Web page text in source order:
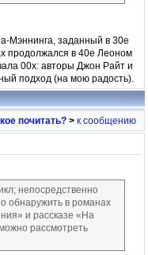
Мэннинга, заданный в 30е
продолжался в 40е Леоном
00х: авторы Джон Райт и
подход (на мою радость).
почитать? > к сообщению
непосредственно
обнаружить в романах
и рассказе «На
рассмотреть